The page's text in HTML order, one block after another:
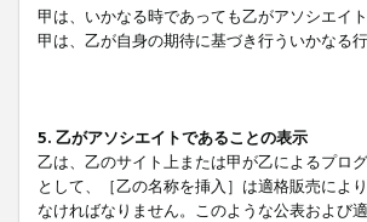
甲は、いかなる時であっても乙がアソシエイ
甲は、乙が自身の期待に基づき行ういかなる
5. 乙がアソシエイトであることの表示
乙は、乙のサイト上または甲が乙によるプロ
として、［乙の名称を挿入］は適格販売によ
なければなりません。このような公表および